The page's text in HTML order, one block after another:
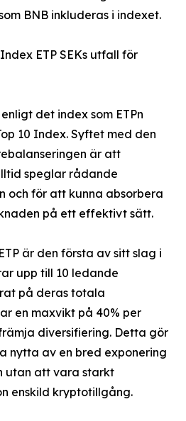
BNB inkluderas i indexet.
ETP SEKs utfall för
det index som ETPn
10 Index. Syftet med den
är att
speglar rådande
och för att kunna absorbera
på ett effektivt sätt.
är den första av sitt slag i
upp till 10 ledande
på deras totala
en maxvikt på 40% per
diversifiering. Detta gör
nytta av en bred exponering
utan att vara starkt
enskild kryptotillgång.